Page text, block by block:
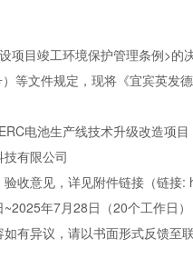
项目竣工环境保护管理条例>的
）等文件规定，现将《宜宾英
电池生产线技术升级改造项目
有限公司
收意见，详见附件链接（链接
年7月28日（20个工作日）
有异议，请以书面形式反馈至